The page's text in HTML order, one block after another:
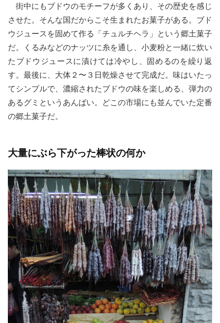
街中にもブドウのモチーフが多くあり、その歴史を感じ
させた。そんな国だからこそ生まれたお菓子がある。ブド
ウジュースを固めて作る「チュルチヘラ」という郷土菓子
だ。くるみなどのナッツに糸を通し、小麦粉と一緒に炊い
たブドウジュースに漬けては冷やし、固めるのを繰り返
す。最後に、大体２〜３日乾燥させて完成だ。味はいたっ
てシンプルで、濃縮されたブドウの味を楽しめる、弾力の
あるグミというあんばい。どこの市場にも並んでいた定番
の郷土菓子だ。
大量にぶら下がった棒状の何か